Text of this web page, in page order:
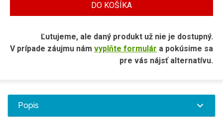
DO KOŠÍKA
Ľutujeme, ale daný produkt už nie je dostupný.
V prípade záujmu nám vyplňte formulár a pokúsime sa
pre vás nájsť alternatívu.
Popis